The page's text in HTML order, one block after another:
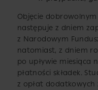
Objęcie
następuje z dniem
z Narodowym
natomiast, z dniem
po upływie miesiąca
płatności składek.
z opłat dodatkowych